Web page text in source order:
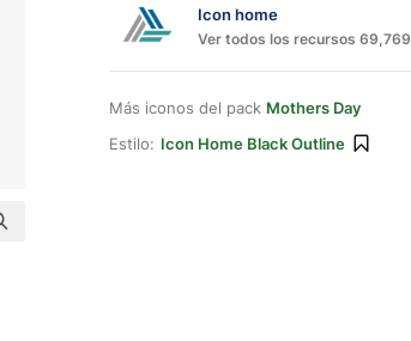
Icon home
Ver todos los recursos 69,769
Más iconos del pack Mothers Day
Estilo: Icon Home Black Outline